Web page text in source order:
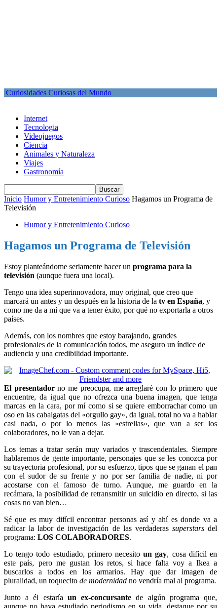
Curiosidades Curiosas del Mundo
Internet
Tecnologia
Videojuegos
Ciencia
Animales y Naturaleza
Viajes
Gastronomía
Inicio Humor y Entretenimiento Curioso Hagamos un Programa de
Televisión
Humor y Entretenimiento Curioso
Hagamos un Programa de Televisión
Estoy planteándome seriamente hacer un programa para la
televisión (aunque fuera una local).
Tengo una idea superinnovadora, muy original, que creo que
marcará un antes y un después en la historia de la tv en España, y
como me da a mí que va a tener éxito, por qué no exportarla a otros
países.
Además, con los nombres que estoy barajando, grandes
profesionales de la comunicación todos, me aseguro un índice de
audiencia y una credibilidad importante.
El presentadorno me preocupa, me arreglaré con lo primero que
encuentre, da igual que no ofrezca una buena imagen, que tenga
marcas en la cara, por mí como si se quiere emborrachar como un
oso en las cabalgatas del «orgullo gay», da igual, total no va a hablar
casi nada, o por lo menos las «estrellas», que van a ser los
colaboradores, no le van a dejar.
Los temas a tratar serán muy variados y trascendentales. Siempre
hablaremos de gente importante, personajes que se les conozca por
su trayectoria profesional, por su esfuerzo, tipos que se ganan el pan
con el sudor de su frente y no por ser familia de nadie, ni por
acostarse con el famoso de turno. Aunque, me guardo en la
recámara, la posibilidad de retransmitir un suicidio en directo, si las
cosas no van bien…
Sé que es muy difícil encontrar personas así y ahí es donde va a
radicar la labor de investigación de las verdaderas superstarsdel
programa: LOS COLABORADORES.
Lo tengo todo estudiado, primero necesitoun gay, cosa difícil en
este país, pero me gustan los retos, si hace falta voy a Ikea a
buscarlos a todos en los armarios. Hay que dar imagen de
pluralidad, un toquecito de modernidad no vendría mal al programa.
Junto a él estaría un ex-concursante de algún programa que,
aunque no haya estudiado periodismo en su vida, destaque por su